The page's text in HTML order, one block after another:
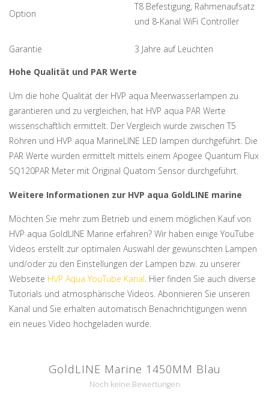
Option
T8 Befestigung, Rahmenaufsatz
und 8-Kanal WiFi Controller
Garantie
3 Jahre auf Leuchten
Hohe Qualität und PAR Werte
Um die hohe Qualität der HVP aqua Meerwasserlampen zu
garantieren und zu vergleichen, hat HVP aqua PAR Werte
wissenschaftlich ermittelt. Der Vergleich wurde zwischen T5
Röhren und HVP aqua MarineLINE LED lampen durchgeführt. Die
PAR Werte wurden ermittelt mittels einem Apogee Quantum Flux
SQ120PAR Meter mit Original Quatom Sensor durchgeführt.
Weitere Informationen zur HVP aqua GoldLINE marine
Möchten Sie mehr zum Betrieb und einem möglichen Kauf von
HVP aqua GoldLINE Marine erfahren? Wir haben einige YouTube
Videos erstellt zur optimalen Auswahl der gewünschten Lampen
und/oder zu den Einstellungen der Lampen bzw. zu unserer
Webseite HVP Aqua YouTube Kanal. Hier finden Sie auch diverse
Tutorials und atmosphärische Videos. Abonnieren Sie unseren
Kanal und Sie erhalten automatisch Benachrichtigungen wenn
ein neues Video hochgeladen wurde.
GoldLINE Marine 1450MM Blau
Noch keine Bewertungen